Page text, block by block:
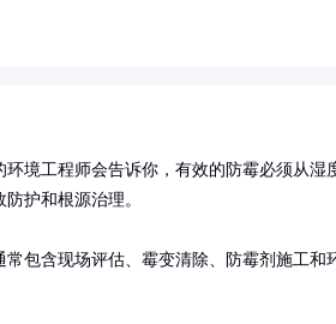
境工程师会告诉你，有效的防霉必须从湿
护和根源治理。
包含现场评估、霉变清除、防霉剂施工和